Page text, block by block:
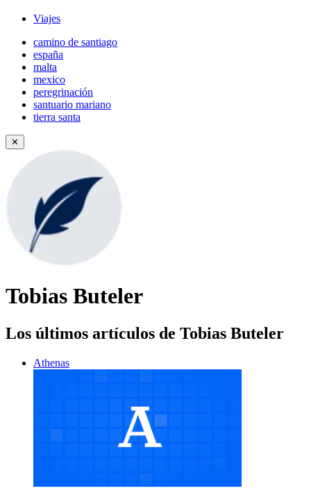
Viajes
camino de santiago
españa
malta
mexico
peregrinación
santuario mariano
tierra santa
✕
Tobias Buteler
Los últimos artículos de Tobias Buteler
Athenas